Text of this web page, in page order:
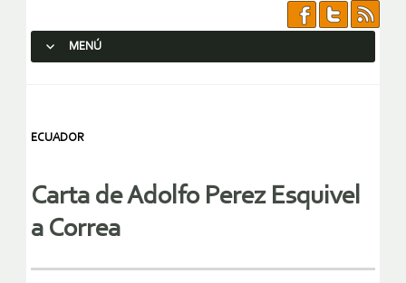
MENÚ
ECUADOR
Carta de Adolfo Perez Esquivel
a Correa